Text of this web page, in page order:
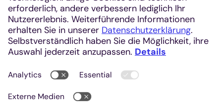
Klosterplatz 7, 52062 Aachen
+49 241 1685-242 (Redaktion)
kirchenzeitung@einhardverlag.de